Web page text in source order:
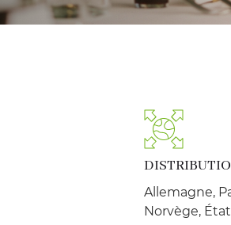
Allemagne,
Norvège,